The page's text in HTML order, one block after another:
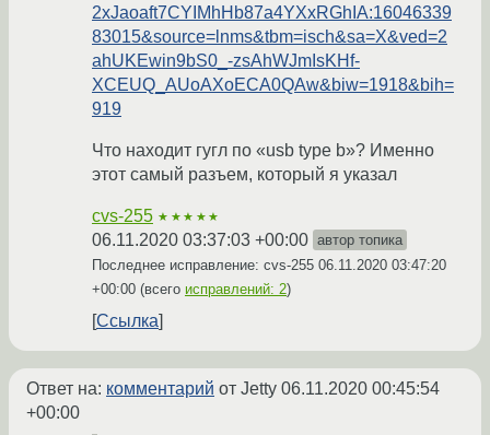
2xJaoaft7CYIMhHb87a4YXxRGhIA:16046339
83015&source=lnms&tbm=isch&sa=X&ved=2
ahUKEwin9bS0_-zsAhWJmIsKHf-
XCEUQ_AUoAXoECA0QAw&biw=1918&bih=
919
Что находит гугл по «usb type b»? Именно
этот самый разъем, который я указал
cvs-255 ★★★★★
06.11.2020 03:37:03 +00:00 автор топика
Последнее исправление: cvs-255 06.11.2020 03:47:20
+00:00 (всего исправлений: 2)
Ссылка
Ответ на: комментарий от Jetty 06.11.2020 00:45:54
+00:00